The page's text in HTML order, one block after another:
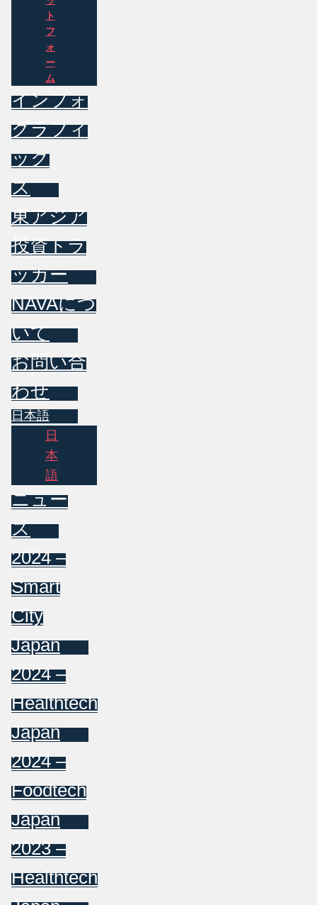
ト
フ
ォ
ー
ム
インフォ
グラフィ
ック
ス
東アジア
投資トラ
ッカー
NAVAにつ
いて
お問い合
わせ
日本語
日
本
語
ニュー
ス
2024 –
Smart
City
Japan
2024 –
Healthtech
Japan
2024 –
Foodtech
Japan
2023 –
Healthtech